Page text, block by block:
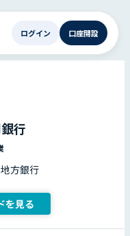
ログイン 口座開設
行
方銀行
を見る